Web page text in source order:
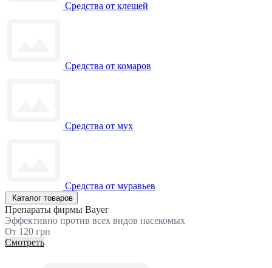
Средства от клещей
Средства от комаров
Средства от мух
Средства от муравьев
Каталог товаров
Препараты фирмы Bayer
Эффективно против всех видов насекомых
От 120 грн
Смотреть